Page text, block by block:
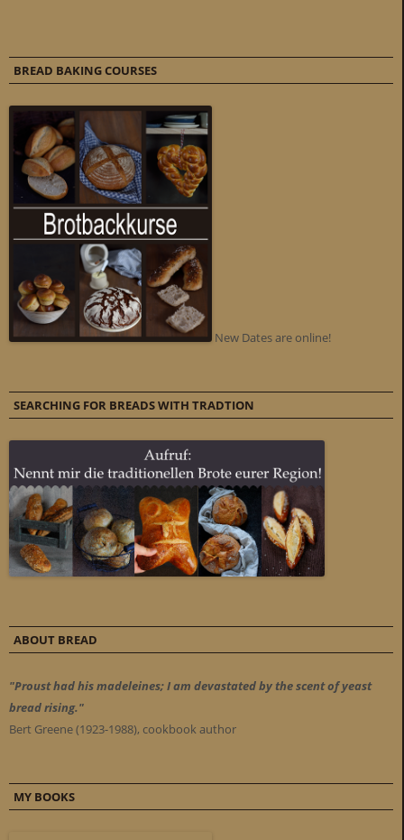
BREAD BAKING COURSES
New Dates are online!
SEARCHING FOR BREADS WITH TRADTION
ABOUT BREAD
"Proust had his madeleines; I am devastated by the scent of yeast
bread rising."
Bert Greene (1923-1988), cookbook author
MY BOOKS